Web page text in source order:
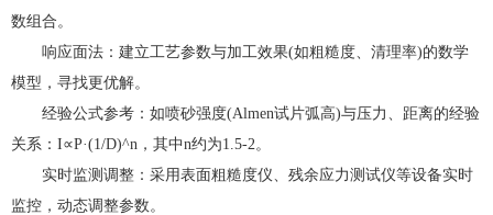
数组合。
响应面法：建立工艺参数与加工效果(如粗糙度、清理率)的数学
模型，寻找更优解。
经验公式参考：如喷砂强度(Almen试片弧高)与压力、距离的经验
关系：I∝P·(1/D)^n，其中n约为1.5-2。
实时监测调整：采用表面粗糙度仪、残余应力测试仪等设备实时
监控，动态调整参数。